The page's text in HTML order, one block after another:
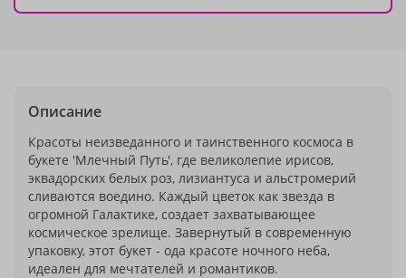
Описание
Красоты неизведанного и таинственного космоса в
букете 'Млечный Путь', где великолепие ирисов,
эквадорских белых роз, лизиантуса и альстромерий
сливаются воедино. Каждый цветок как звезда в
огромной Галактике, создает захватывающее
космическое зрелище. Завернутый в современную
упаковку, этот букет - ода красоте ночного неба,
идеален для мечтателей и романтиков.